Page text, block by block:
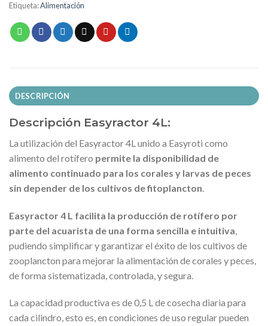
Etiqueta:Alimentación
DESCRIPCIÓN
Descripción Easyractor 4L:
La utilización del Easyractor 4L unido a Easyroti como
alimento del rotífero permite la disponibilidad de
alimento continuado para los corales y larvas de peces
sin depender de los cultivos de fitoplancton.
Easyractor 4 L facilita la producción de rotífero por
parte del acuarista de una forma sencilla e intuitiva
pudiendo simplificar y garantizar el éxito de los cultivos de
zooplancton para mejorar la alimentación de corales y peces,
de forma sistematizada, controlada, y segura.
La capacidad productiva es de 0,5 L de cosecha diaria para
cada cilindro, esto es, en condiciones de uso regular pueden